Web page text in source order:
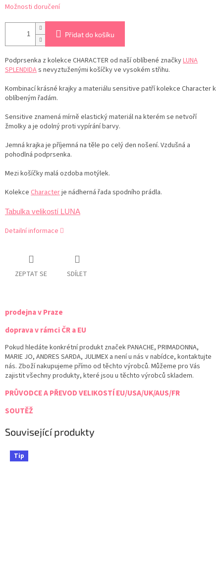
Možnosti doručení
Přidat do košíku
Podprsenka z kolekce CHARACTER od naší oblíbené značkyLUNA
SPLENDIDAs nevyztuženými košíčky ve vysokém střihu.
Kombinací krásné krajky a materiálu sensitive patří kolekce Character k
oblíbeným řadám.
Sensitive znamená mírně elastický materiál na kterém se netvoří
žmolky a je odolný proti vypírání barvy.
Jemná krajka je příjemná na těle po celý den nošení. Vzdušná a
pohodlná podprsenka.
Mezi košíčky malá ozdoba motýlek.
Kolekce Characterje nádherná řada spodního prádla.
Tabulka velikostí LUNA
Detailní informace
ZEPTAT SE SDÍLET
prodejna v Praze
doprava v rámci ČR a EU
Pokud hledáte konkrétní produkt značek PANACHE, PRIMADONNA,
MARIE JO, ANDRES SARDA, JULIMEX a není u nás v nabídce, kontaktujte
nás. Zboží nakupujeme přímo od těchto výrobců. Můžeme pro Vás
zajistit všechny produkty, které jsou u těchto výrobců skladem.
PRŮVODCE A PŘEVOD VELIKOSTÍ EU/USA/UK/AUS/FR
SOUTĚŽ
Související produkty
Tip